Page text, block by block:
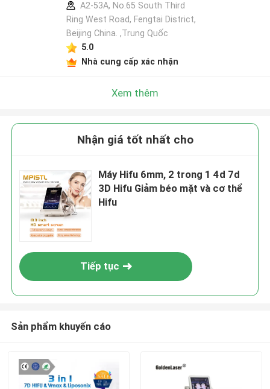
A2-53A, No.65 South Third
Ring West Road, Fengtai District,
Beijing China. ,Trung Quốc
5.0
Nhà cung cấp xác nhận
Xem thêm
Nhận giá tốt nhất cho
Máy Hifu 6mm, 2 trong 1 4d 7d
3D Hifu Giảm béo mặt và cơ thể
Hifu
Tiếp tục
Sản phẩm khuyến cáo